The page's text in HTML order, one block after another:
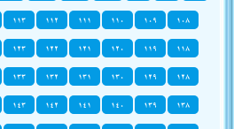
١٠٨
١٠٩ ١١٠ ١١١ ١١٢ ١١٣
١١٨
١١٩ ١٢٠ ١٢١ ١٢٢ ١٢٣
١٢٨
١٢٩ ١٣٠ ١٣١ ١٣٢ ١٣٣
١٣٨
١٣٩ ١٤٠ ١٤١ ١٤٢ ١٤٣